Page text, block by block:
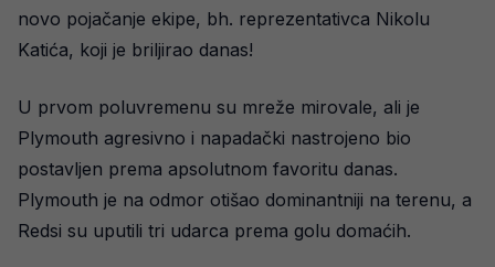
novo pojačanje ekipe, bh. reprezentativca Nikolu
Katića, koji je briljirao danas!
U prvom poluvremenu su mreže mirovale, ali je
Plymouth agresivno i napadački nastrojeno bio
postavljen prema apsolutnom favoritu danas.
Plymouth je na odmor otišao dominantniji na terenu, a
Redsi su uputili tri udarca prema golu domaćih.